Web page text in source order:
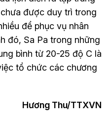
được duy trì trong
để phục vụ nhân
đó, Sa Pa trong những
bình từ 20-25 độ C là
tổ chức các chương
Hương Thu/TTXVN